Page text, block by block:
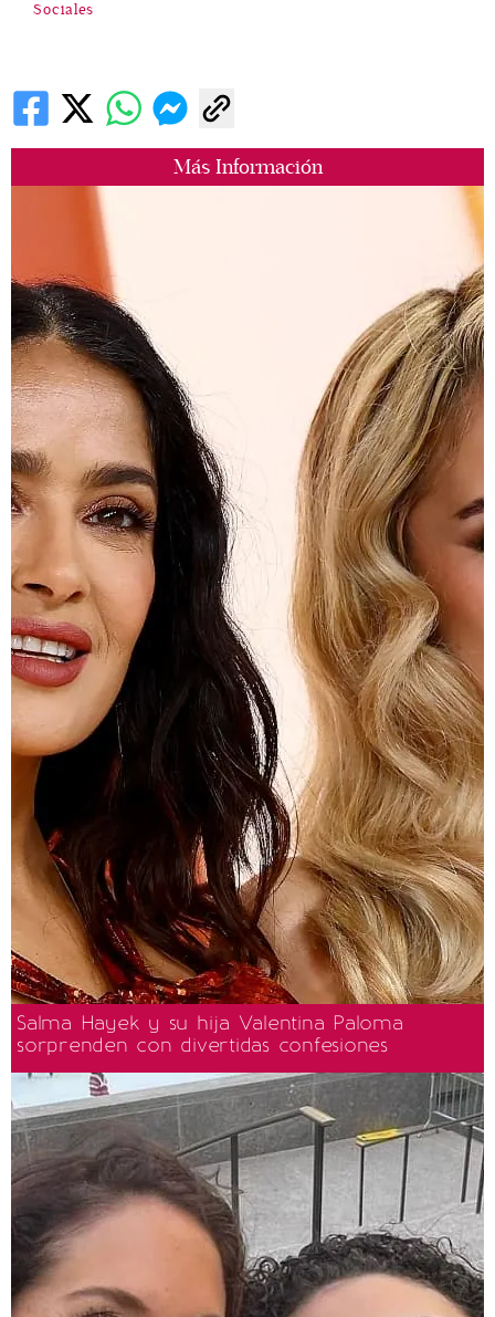
Más Información
Salma Hayek y su hija Valentina Paloma
sorprenden con divertidas confesiones
Sociales